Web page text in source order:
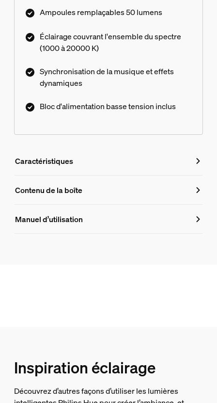
basse tension sécurisé, elle se branche
l’alimentation incluse.
Ampoules remplaçables 50 lumens
Éclairage couvrant l'ensemble du spectre
(1000 à 20000 K)
Synchronisation de la musique et effets
dynamiques
Bloc d'alimentation basse tension inclus
Caractéristiques
Caractéristiques
8720169371477
25.000
-20 à +45 °C
Contenu de la boîte
Manuel d’utilisation
Inspiration éclairage
Découvrez d’autres façons d’utiliser les lumières